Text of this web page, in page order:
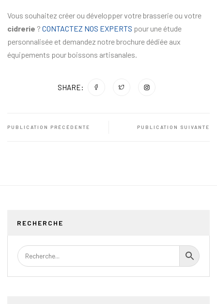
RECHERCHE
Vous souhaitez créer ou développer votre brasserie ou votre
cidrerie ? CONTACTEZ NOS EXPERTS pour une étude
personnalisée et demandez notre brochure dédiée aux
équipements pour boissons artisanales.
SHARE:
PUBLICATION PRÉCÉDENTE PUBLICATION SUIVANTE